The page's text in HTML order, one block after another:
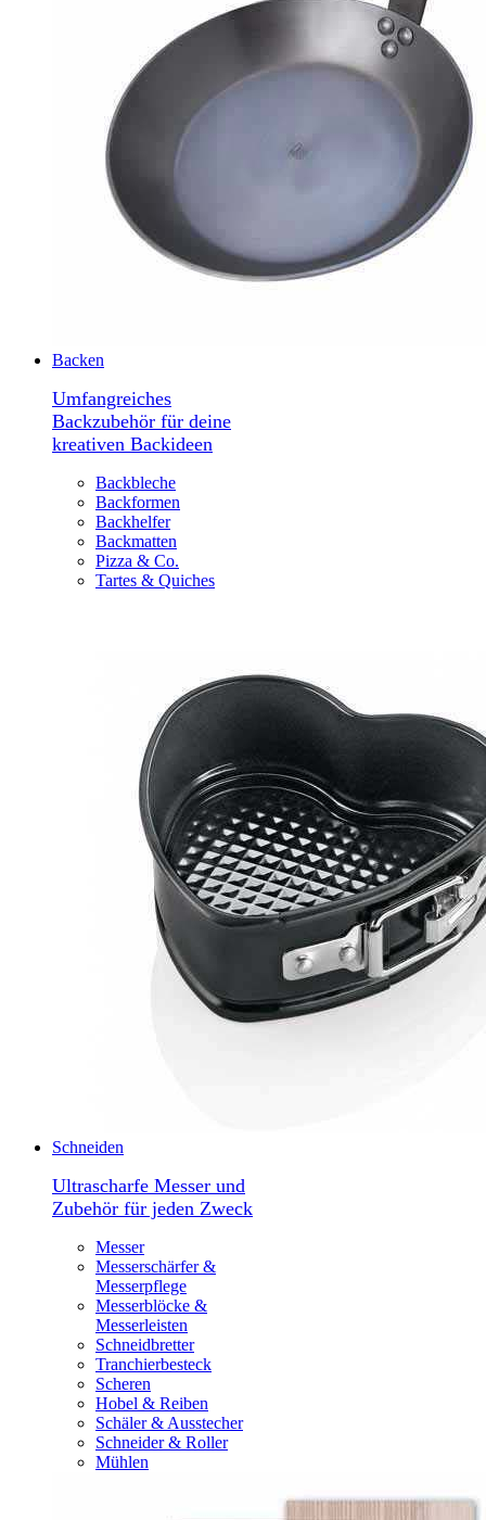
Backen
Umfangreiches
Backzubehör für deine
kreativen Backideen
Backbleche
Backformen
Backhelfer
Backmatten
Pizza & Co.
Tartes & Quiches
Schneiden
Ultrascharfe Messer und
Zubehör für jeden Zweck
Messer
Messerschärfer &
Messerpflege
Messerblöcke &
Messerleisten
Schneidbretter
Tranchierbesteck
Scheren
Hobel & Reiben
Schäler & Ausstecher
Schneider & Roller
Mühlen